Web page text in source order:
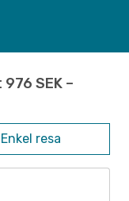
SEK –
Enkel resa